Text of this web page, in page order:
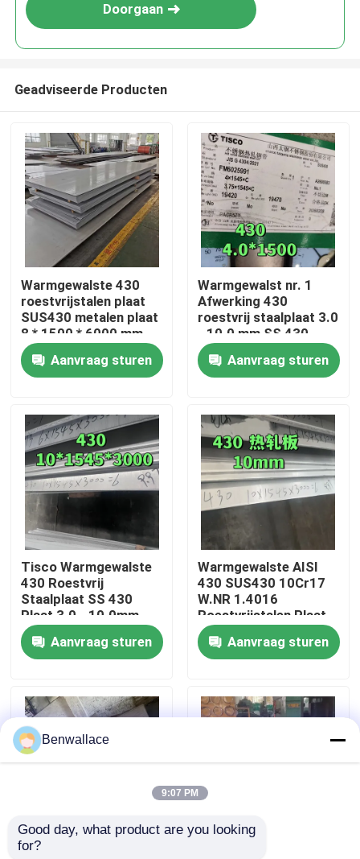
Producten
Video's
Over ons
fabriekstour
Kwaliteitscontrole
Neem contact met ons op
Nieuws
Vraag een offerte
Doorgaan
Geadviseerde Producten
Warmgewalste 430
roestvrijstalen plaat
SUS430 metalen plaat
8 * 1500 * 6000 mm
met NO.1-oppervlak
Aanvraag sturen
Warmgewalst nr. 1
Afwerking 430
roestvrij staalplaat 3.0
- 10.0 mm SS 430
Plaat van TISCO
Aanvraag sturen
Tisco Warmgewalste
430 Roestvrij
Staalplaat SS 430
Plaat 3.0 - 10.0mm
No.1 Oppervlak
Aanvraag sturen
Warmgewalste AISI
430 SUS430 10Cr17
W.NR 1.4016
Roestvrijstalen Plaat
10*1500*6000 NO.1
OppervlakAanvraag sturen
Warmtebestendige
Benwallace
9:07 PM
Good day, what product are you looking
for?